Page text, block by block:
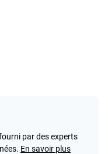
par des experts
En savoir plus